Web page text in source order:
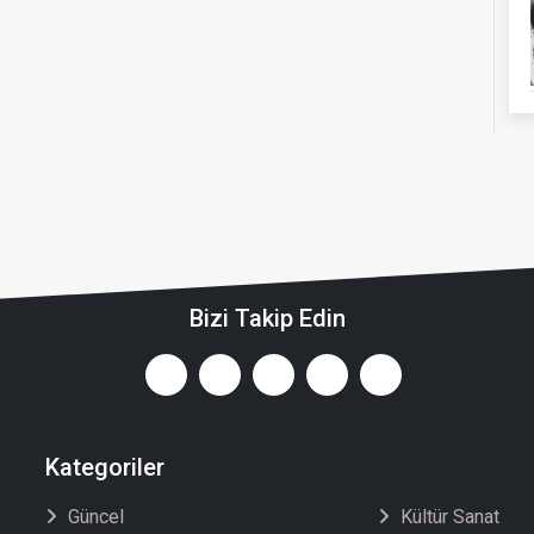
Bizi Takip Edin
Kategoriler
Güncel Kültür Sanat